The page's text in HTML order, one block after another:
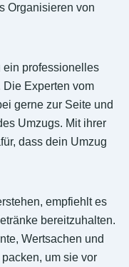
Organisieren von
ein professionelles
Experten vom
gerne zur Seite und
Umzugs. Mit ihrer
dass dein Umzug
empfiehlt es
bereitzuhalten.
Wertsachen und
um sie vor